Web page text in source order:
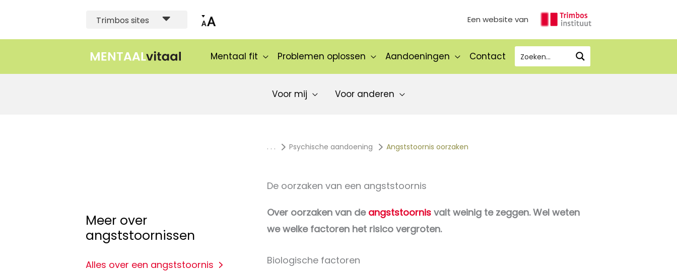
Trimbos sites Een website van
Mentaal fit Problemen oplossen Aandoeningen Contact
Voor mij Voor anderen
Meer over
angststoornissen
Alles over een angststoornis
. . . Psychische aandoening Angststoornis oorzaken
De oorzaken van een angststoornis
Over oorzaken van de angststoornis valt weinig te zeggen. Wel weten
we welke factoren het risico vergroten.
Biologische factoren